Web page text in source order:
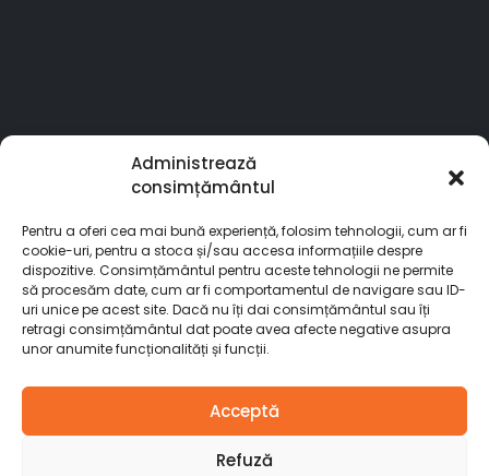
Administrează
consimțământul
Pentru a oferi cea mai bună experiență, folosim tehnologii, cum ar fi
cookie-uri, pentru a stoca și/sau accesa informațiile despre
dispozitive. Consimțământul pentru aceste tehnologii ne permite
să procesăm date, cum ar fi comportamentul de navigare sau ID-
uri unice pe acest site. Dacă nu îți dai consimțământul sau îți
retragi consimțământul dat poate avea afecte negative asupra
unor anumite funcționalități și funcții.
Acceptă
Refuză
© Stardoors. 2025. All Rights Reserved